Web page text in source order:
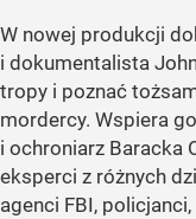
W nowej produkcji
i dokumentalista
tropy i poznać
mordercy. Wspiera
i ochroniarz Baracka
eksperci z różnych
agenci FBI,